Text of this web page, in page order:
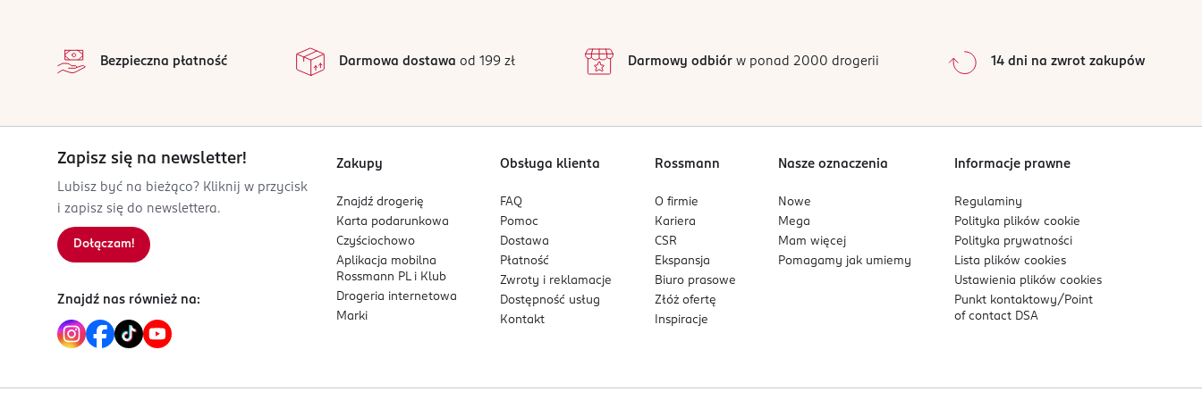
4 305615 922256
2
1
0%
Sortowanie wgdata: od najnowszej
Bezpieczna płatność Darmowa dostawa od 199 zł Darmowy odbiórw ponad 2000 drogerii 14 dni na zwrot zakupów
Zapisz się na newsletter!
Lubisz być na bieżąco? Kliknij w przycisk
i zapisz się do newslettera.
Dołączam!
Znajdź nas również na:
Zakupy
Znajdź drogerię
Karta podarunkowa
Czyściochowo
Aplikacja mobilna
Rossmann PL i Klub
Drogeria internetowa
Marki
Obsługa klienta
FAQ
Pomoc
Dostawa
Płatność
Zwroty i reklamacje
Dostępność usług
Kontakt
Rossmann
O firmie
Kariera
CSR
Ekspansja
Biuro prasowe
Złóż ofertę
Inspiracje
Nasze oznaczenia
Nowe
Mega
Mam więcej
Pomagamy jak umiemy
Informacje prawne
Regulaminy
Polityka plikówcookie
Polityka prywatności
Lista plikówcookies
Ustawienia plikówcookies
Punkt kontaktowy/ Point
of contact DSA